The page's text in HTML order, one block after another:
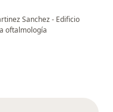
Sanchez - Edificio
oftalmología